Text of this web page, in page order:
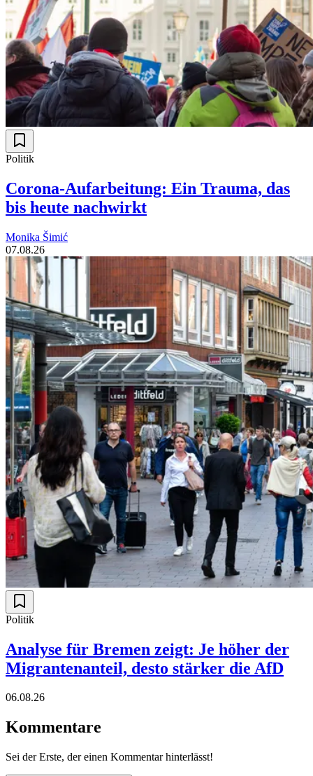
Politik
Corona-Aufarbeitung: Ein Trauma, das
bis heute nachwirkt
Monika Šimić
07.08.26
Politik
Analyse für Bremen zeigt: Je höher der
Migrantenanteil, desto stärker die AfD
06.08.26
Kommentare
Sei der Erste, der einen Kommentar hinterlässt!